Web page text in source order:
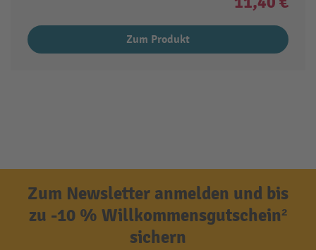
Zum Produkt
Zum Newsletter anmelden und bis
zu -10 % Willkommensgutschein²
sichern